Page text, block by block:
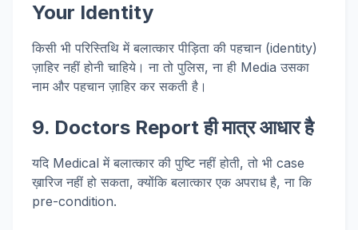
Your Identity
किसी भी परिस्तिथि में बलात्कार पीड़िता की पहचान (identity)
ज़ाहिर नहीं होनी चाहिये। ना तो पुलिस, ना ही Media उसका
नाम और पहचान ज़ाहिर कर सकती है।
9. Doctors Report ही मात्र आधार है
यदि Medical में बलात्कार की पुष्टि नहीं होती, तो भी case
ख़ारिज नहीं हो सकता, क्योंकि बलात्कार एक अपराध है, ना कि
pre-condition.